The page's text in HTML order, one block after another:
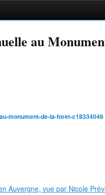
au
monument-de-la-foret-c18334046